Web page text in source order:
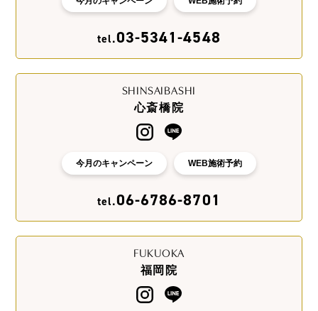
tel.03-5341-4548
SHINSAIBASHI
心斎橋院
今月のキャンペーン WEB施術予約
tel.06-6786-8701
FUKUOKA
福岡院